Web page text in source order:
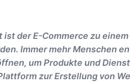
der E-Commerce zu
Immer mehr Menschen
um Produkte und
zur Erstellung von